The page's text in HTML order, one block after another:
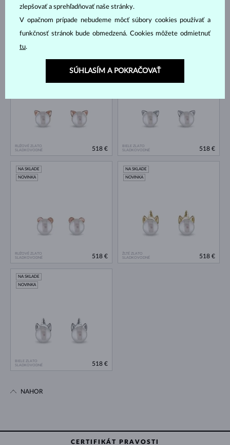
RUŽOVÉ ZLATO
SLADKOVODNÉ
518 €
BIELE ZLATO
SLADKOVODNÉ
NOVINKA
518 €
RUŽOVÉ ZLATO
SLADKOVODNÉ
NA SKLADE
NOVINKA
518 €
ŽLTÉ ZLATO
SLADKOVODNÉ
NA SKLADE
NOVINKA
518 €
BIELE ZLATO
SLADKOVODNÉ
NA SKLADE
NOVINKA
518 €
NAHOR
CERTIFIKÁT PRAVOSTI
zlepšovať a sprehľadňovať naše stránky.
V opačnom prípade nebudeme môcť súbory cookies používať a
funkčnosť stránok bude obmedzená. Cookies môžete odmietnuť
tu.
SÚHLASÍM A POKRAČOVAŤ